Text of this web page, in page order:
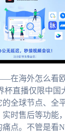
在海外怎么看
杯直播仅限中国
全球节点、全
时售后等功能
点。不管是看